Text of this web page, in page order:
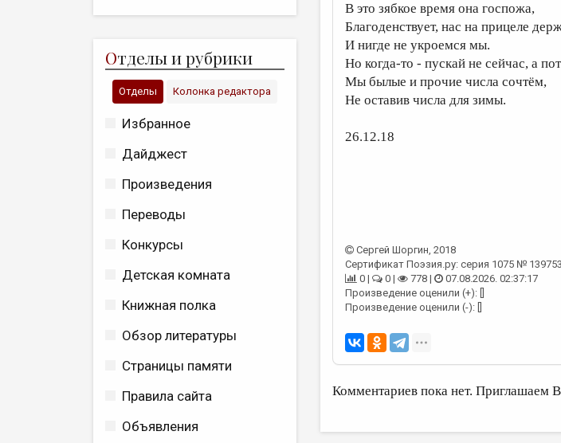
Отделы и рубрики
Отделы Колонка редактора
Избранное
Дайджест
Произведения
Переводы
Конкурсы
Детская комната
Книжная полка
Обзор литературы
Страницы памяти
Правила сайта
Объявления
В это зябкое время она госпожа,
Благоденствует, нас на прицеле
И нигде не укроемся мы.
Но когда-то - пускай не сейчас, а
Мы былые и прочие числа сочтём,
Не оставив числа для зимы.
26.12.18
Сергей Шоргин, 2018
Сертификат Поэзия.ру: серия 1075 №
0 |
0 | 778 |
07.08.2026. 02:37:17
Произведение оценили (+): []
Произведение оценили (-): []
Комментариев пока нет. Приглашаем